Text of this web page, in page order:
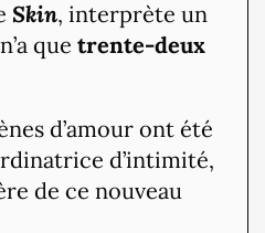
Skin, interprète un
que trente-deux
d’amour ont été
d’intimité,
de ce nouveau